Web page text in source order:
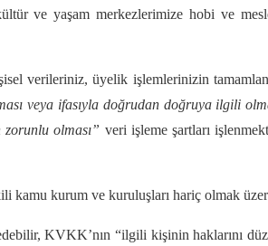
ve yaşam merkezlerimize hobi ve
verileriniz, üyelik işlemlerinizin
veya ifasıyla doğrudan doğruya ilgili
olması” veri işleme şartları
kurum ve kuruluşları hariç olmak
KVKK’nın “ilgili kişinin haklarını